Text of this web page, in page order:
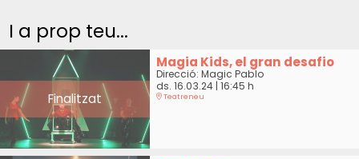
I a prop teu...
Finalitzat
Magia Kids, el gran desafio
Direcció: Magic Pablo
ds. 16.03.24| 16:45 h
Teatreneu